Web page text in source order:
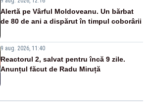
Alertă pe Vârful Moldoveanu. Un bărbat
de 80 de ani a dispărut în timpul coborârii
9 aug. 2026, 11:40
Reactorul 2, salvat pentru încă 9 zile.
Anunțul făcut de Radu Miruță